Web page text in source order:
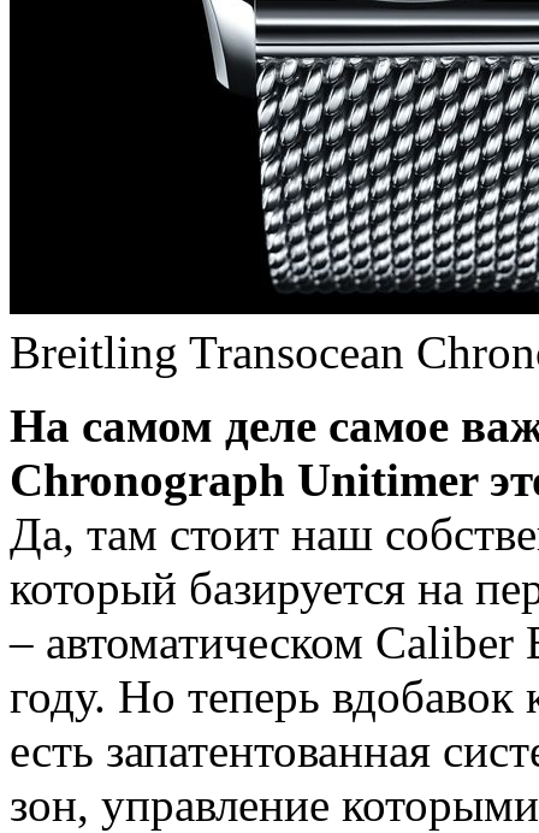
Breitling Transocean
На самом деле самое
Chronograph Unitimer
Да, там стоит наш
который базируется на
– автоматическом
году. Но теперь
есть запатентованная
зон, управление